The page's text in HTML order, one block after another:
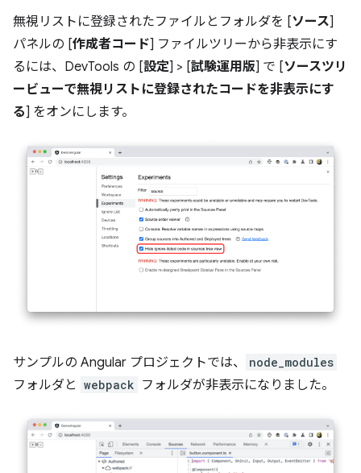
無視リストに登録されたファイルとフォルダを [ソース]
パネルの [作成者コード] ファイルツリーから非表示にす
るには、DevTools の [設定] > [試験運用版] で [ソースツリ
ービューで無視リストに登録されたコードを非表示にす
る] をオンにします。
サンプルの Angular プロジェクトでは、 node_modules
フォルダと webpack フォルダが非表示になりました。